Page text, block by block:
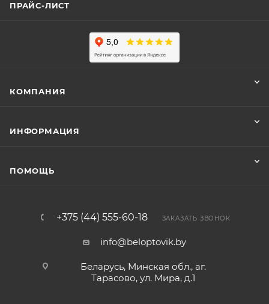
ПРАЙС-ЛИСТ
КОМПАНИЯ
ИНФОРМАЦИЯ
ПОМОЩЬ
+375 (44) 555-60-18 ЗАКАЗАТЬ ЗВОНОК
info@beloptovik.by
Беларусь, Минская обл., аг.
Тарасово, ул. Мира, д.1